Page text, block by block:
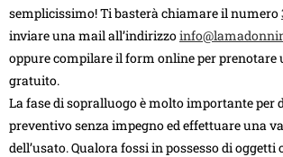
semplicissimo! Ti basterà chiamare il numero
inviare una mail all’indirizzo
oppure compilare il form online per prenotare
gratuito.
La fase di sopralluogo è molto importante per
preventivo senza impegno ed effettuare una
dell’usato. Qualora fossi in possesso di